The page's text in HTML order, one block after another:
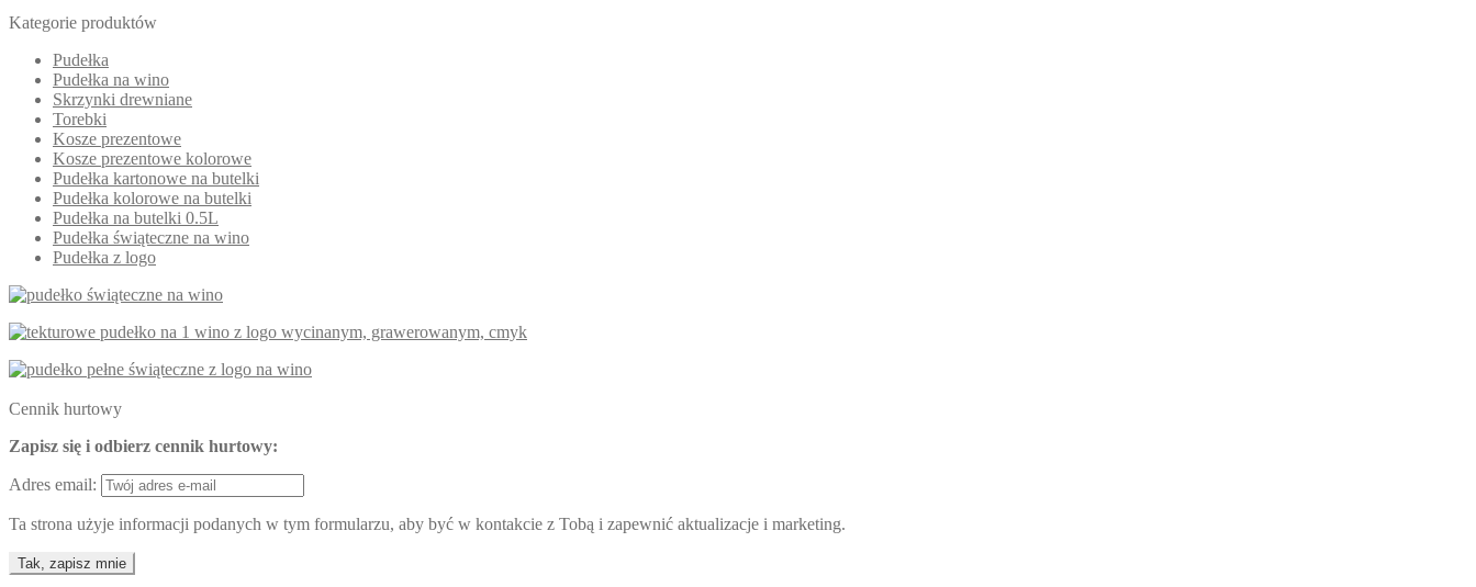
Kategorie produktów
Pudełka
Pudełka na wino
Skrzynki drewniane
Torebki
Kosze prezentowe
Kosze prezentowe kolorowe
Pudełka kartonowe na butelki
Pudełka kolorowe na butelki
Pudełka na butelki 0.5L
Pudełka świąteczne na wino
Pudełka z logo
Cennik hurtowy
Zapisz się i odbierz cennik hurtowy:
Adres email:
Ta strona użyje informacji podanych w tym formularzu, aby być w kontakcie z Tobą i zapewnić aktualizacje i marketing.